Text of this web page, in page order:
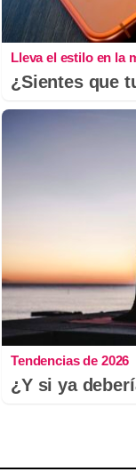
Lleva el estilo en la
¿Sientes que
Tendencias de 2026
¿Y si ya